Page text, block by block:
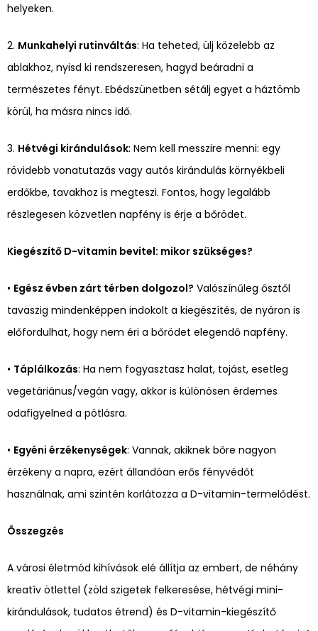
helyeken.
2. Munkahelyi rutinváltás: Ha teheted, ülj közelebb az
ablakhoz, nyisd ki rendszeresen, hagyd beáradni a
természetes fényt. Ebédszünetben sétálj egyet a háztömb
körül, ha másra nincs idő.
3. Hétvégi kirándulások: Nem kell messzire menni: egy
rövidebb vonatutazás vagy autós kirándulás környékbeli
erdőkbe, tavakhoz is megteszi. Fontos, hogy legalább
részlegesen közvetlen napfény is érje a bőrödet.
Kiegészítő D-vitamin bevitel: mikor szükséges?
• Egész évben zárt térben dolgozol? Valószínűleg ősztől
tavaszig mindenképpen indokolt a kiegészítés, de nyáron is
előfordulhat, hogy nem éri a bőrödet elegendő napfény.
• Táplálkozás: Ha nem fogyasztasz halat, tojást, esetleg
vegetáriánus/vegán vagy, akkor is különösen érdemes
odafigyelned a pótlásra.
• Egyéni érzékenységek: Vannak, akiknek bőre nagyon
érzékeny a napra, ezért állandóan erős fényvédőt
használnak, ami szintén korlátozza a D-vitamin-termelődést.
Összegzés
A városi életmód kihívások elé állítja az embert, de néhány
kreatív ötlettel (zöld szigetek felkeresése, hétvégi mini-
kirándulások, tudatos étrend) és D-vitamin-kiegészítő